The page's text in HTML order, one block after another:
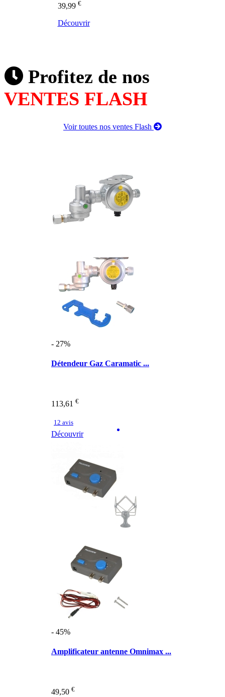
39,99 €
Découvrir
Profitez de nos
VENTES FLASH
Voir toutes nos ventes Flash
- 27%
Détendeur Gaz Caramatic ...
113,61 €
12 avis
Découvrir
- 45%
Amplificateur antenne Omnimax ...
49,50 €